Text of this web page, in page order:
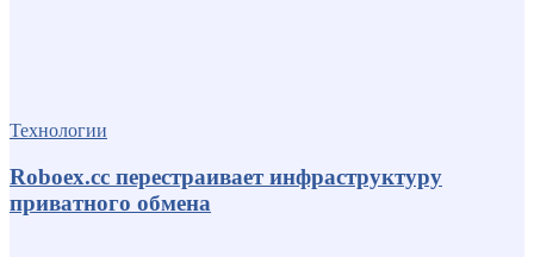
Технологии
Roboex.cc перестраивает инфраструктуру
приватного обмена